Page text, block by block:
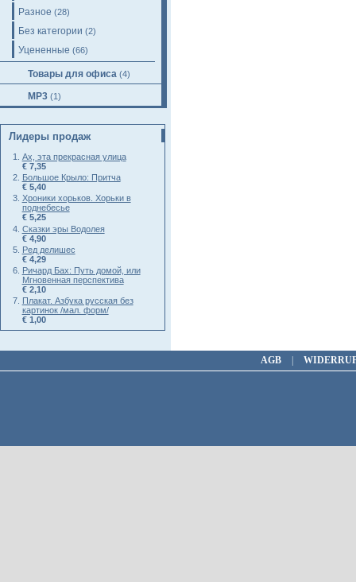
Разное (28)
Без категории (2)
Уцененные (66)
Товары для офиса (4)
MP3 (1)
Лидеры продаж
Ах, эта прекрасная улица
€ 7,35
Большое Крыло: Притча
€ 5,40
Хроники хорьков. Хорьки в
поднебесье
€ 5,25
Сказки эры Водолея
€ 4,90
Ред делишес
€ 4,29
Ричард Бах: Путь домой, или
Мгновенная перспектива
€ 2,10
Плакат. Азбука русская без
картинок /мал. форм/
€ 1,00
AGB